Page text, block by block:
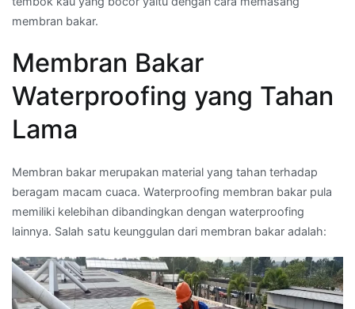
membran bakar.
Membran Bakar
Waterproofing yang Tahan
Lama
Membran bakar merupakan material yang tahan terhadap
beragam macam cuaca. Waterproofing membran bakar pula
memiliki kelebihan dibandingkan dengan waterproofing
lainnya. Salah satu keunggulan dari membran bakar adalah: